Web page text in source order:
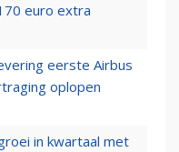
euro extra
eerste Airbus
oplopen
in kwartaal met